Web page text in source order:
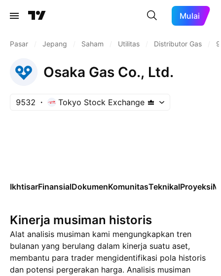
Mulai
Pasar Jepang Saham Utilitas Distributor Gas
Osaka Gas Co., Ltd.
9532 Tokyo Stock Exchange
IkhtisarFinansialDokumenKomunitasTeknikalProyeksi
Kinerja musiman historis
Alat analisis musiman kami mengungkapkan tren
bulanan yang berulang dalam kinerja suatu aset,
membantu para trader mengidentifikasi pola historis
dan potensi pergerakan harga. Analisis musiman